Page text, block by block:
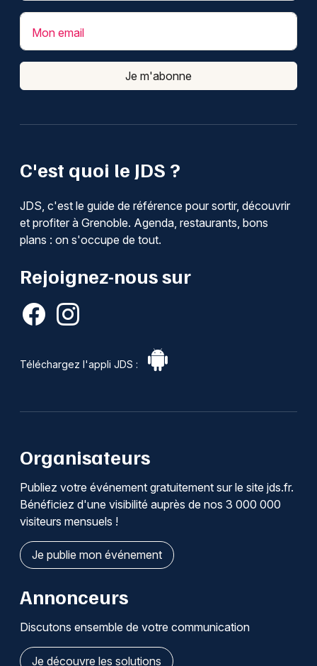
C'est quoi le JDS ?
JDS, c'est le guide de référence pour sortir, découvrir
et profiter à Grenoble. Agenda, restaurants, bons
plans : on s'occupe de tout.
Rejoignez-nous sur
Téléchargez l'appli JDS :
Mon email
Je m'abonne
Organisateurs
Publiez votre événement gratuitement sur le site jds.fr.
Bénéficiez d'une visibilité auprès de nos 3 000 000
visiteurs mensuels !
Je publie mon événement
Annonceurs
Discutons ensemble de votre communication
Je découvre les solutions